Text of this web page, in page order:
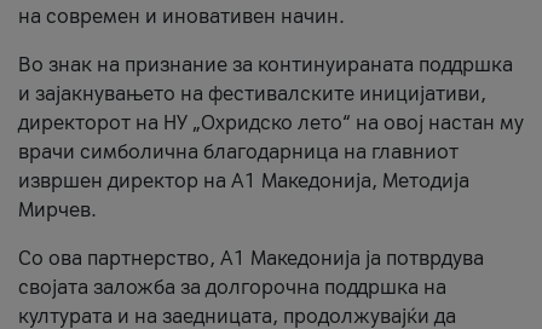
на современ и иновативен начин.
Во знак на признание за континуираната поддршка
и зајакнувањето на фестивалските иницијативи,
директорот на НУ „Охридско лето“ на овој настан му
врачи симболична благодарница на главниот
извршен директор на A1 Македонија, Методија
Мирчев.
Со ова партнерство, A1 Македонија ја потврдува
својата заложба за долгорочна поддршка на
културата и на заедницата, продолжувајќи да